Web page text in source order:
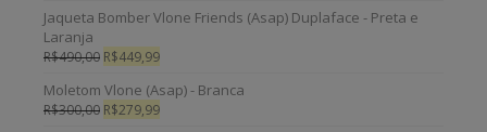
Jaqueta Bomber Vlone Friends (Asap) Duplaface - Preta e
Laranja
R$490,00 R$449,99
Moletom Vlone (Asap) - Branca
R$300,00 R$279,99